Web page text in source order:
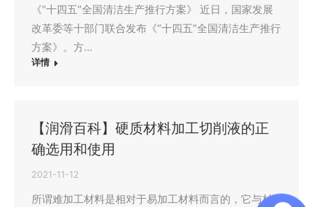
《“十四五”全国清洁生产推行方案》 近日，国家发展
改革委等十部门联合发布《“十四五”全国清洁生产推行
方案》。方…
详情
【润滑百科】硬质材料加工切削液的正
确选用和使用
2021-11-12
所谓难加工材料是相对于易加工材料而言的，它与材